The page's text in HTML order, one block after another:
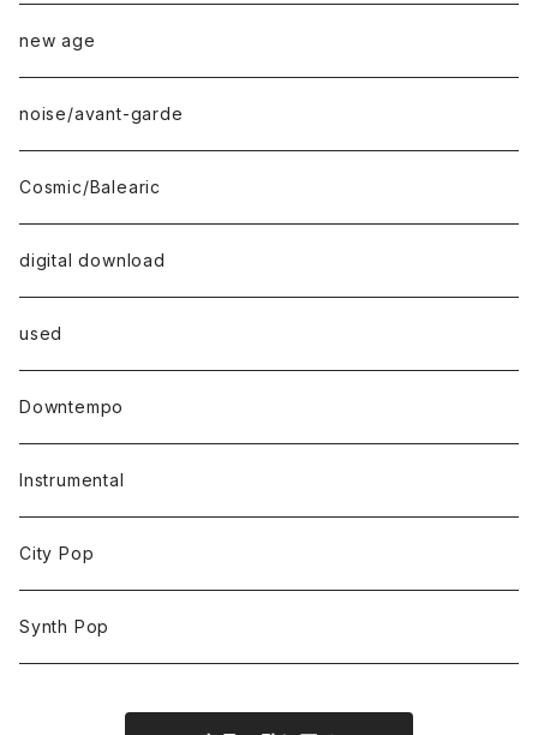
new age
noise/avant-garde
Cosmic/Balearic
digital download
used
Downtempo
Instrumental
City Pop
Synth Pop